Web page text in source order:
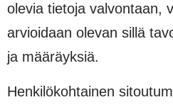
olevia tietoja valvontaan,
arvioidaan olevan sillä
ja määräyksiä.
Henkilökohtainen